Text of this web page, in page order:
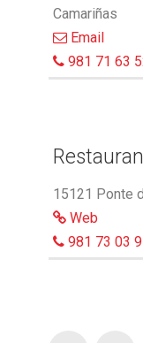
Camariñas
Email
981 71 63
15121 Ponte
Web
981 73 03